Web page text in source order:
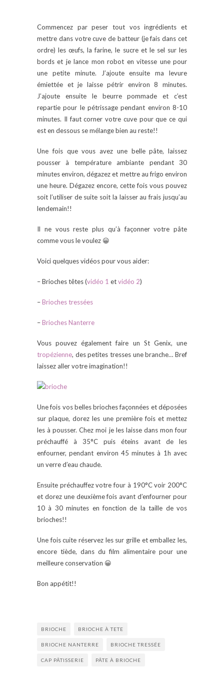
Commencez par peser tout vos ingrédients et
mettre dans votre cuve de batteur (je fais dans cet
ordre) les œufs, la farine, le sucre et le sel sur les
bords et je lance mon robot en vitesse une pour
une petite minute. J’ajoute ensuite ma levure
émiettée et je laisse pétrir environ 8 minutes.
J’ajoute ensuite le beurre pommade et c’est
repartie pour le pétrissage pendant environ 8-10
minutes. Il faut corner votre cuve pour que ce qui
est en dessous se mélange bien au reste!!
Une fois que vous avez une belle pâte, laissez
pousser à température ambiante pendant 30
minutes environ, dégazez et mettre au frigo environ
une heure. Dégazez encore, cette fois vous pouvez
soit l’utiliser de suite soit la laisser au frais jusqu’au
lendemain!!
Il ne vous reste plus qu’à façonner votre pâte
comme vous le voulez 😀
Voici quelques vidéos pour vous aider:
– Brioches têtes (vidéo 1 etvidéo 2)
–Brioches tressées
–Brioches Nanterre
Vous pouvez également faire un St Genix, une
tropézienne, des petites tresses une branche… Bref
laissez aller votre imagination!!
Une fois vos belles brioches façonnées et déposées
sur plaque, dorez les une première fois et mettez
les à pousser. Chez moi je les laisse dans mon four
préchauffé à 35°C puis éteins avant de les
enfourner, pendant environ 45 minutes à 1h avec
un verre d’eau chaude.
Ensuite préchauffez votre four à 190°C voir 200°C
et dorez une deuxième fois avant d’enfourner pour
10 à 30 minutes en fonction de la taille de vos
brioches!!
Une fois cuite réservez les sur grille et emballez les,
encore tiède, dans du film alimentaire pour une
meilleure conservation 😀
Bon appétit!!
BRIOCHE BRIOCHE À TETE
BRIOCHE NANTERRE BRIOCHE TRESSÉE
CAP PÂTISSERIE PÂTE À BRIOCHE